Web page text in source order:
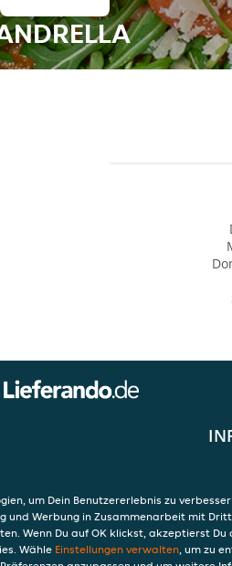
um Dein Benutzererlebnis zu
und Werbung in Zusammenarbeit mit
Wenn Du auf OK klickst, akzeptierst
Wähle Einstellungen verwalten, um zu